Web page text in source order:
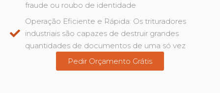
fraude ou roubo de identidade
Operação Eficiente e Rápida: Os trituradores
industriais são capazes de destruir grandes
quantidades de documentos de uma só vez
Pedir Orçamento Grátis